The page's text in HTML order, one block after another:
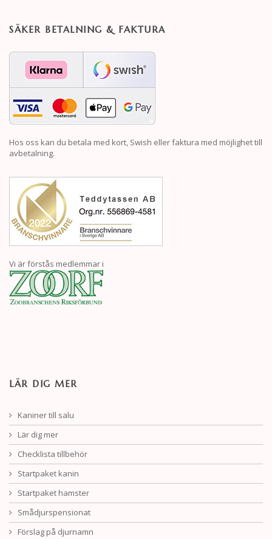
SÄKER BETALNING & FAKTURA
Hos oss kan du betala med kort, Swish eller faktura med möjlighet till
avbetalning.
Vi är förstås medlemmar i
LÄR DIG MER
Kaniner till salu
Lär dig mer
Checklista tillbehör
Startpaket kanin
Startpaket hamster
Smådjurspensionat
Förslag på djurnamn